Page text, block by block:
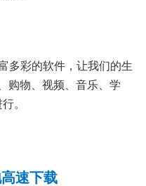
多彩的软件，让我们的生
购物、视频、音乐、学
。
速下载